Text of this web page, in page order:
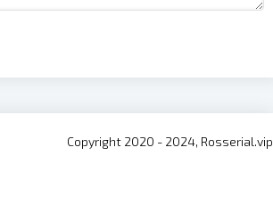
Copyright 2020 - 2024, Rosserial.vip